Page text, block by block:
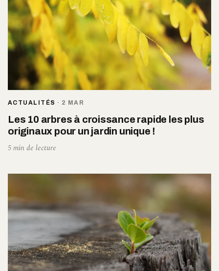
ACTUALITÉS · 2 MAR
Les 10 arbres à croissance rapide les plus
originaux pour un jardin unique !
5 min de lecture